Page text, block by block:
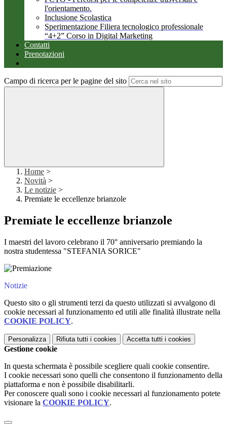
l'orientamento.
Inclusione Scolastica
Sperimentazione Filiera tecnologico professionale
“4+2” Corso in Digital Marketing
Contatti
Prenotazioni
Campo di ricerca per le pagine del sito
Home >
Novità >
Le notizie >
Premiate le eccellenze brianzole
Premiate le eccellenze brianzole
I maestri del lavoro celebrano il 70° anniversario premiando la
nostra studentessa "STEFANIA SORICE"
Notizie
Questo sito o gli strumenti terzi da questo utilizzati si avvalgono di
cookie necessari al funzionamento ed utili alle finalità illustrate nella
COOKIE POLICY.
Personalizza Rifiuta tutti i cookies Accetta tutti i cookies
Gestione cookie
In questa schermata è possibile scegliere quali cookie consentire.
I cookie necessari sono quelli che consentono il funzionamento della
piattaforma e non è possibile disabilitarli.
Per conoscere quali sono i cookie necessari al funzionamento potete
visionare la COOKIE POLICY.